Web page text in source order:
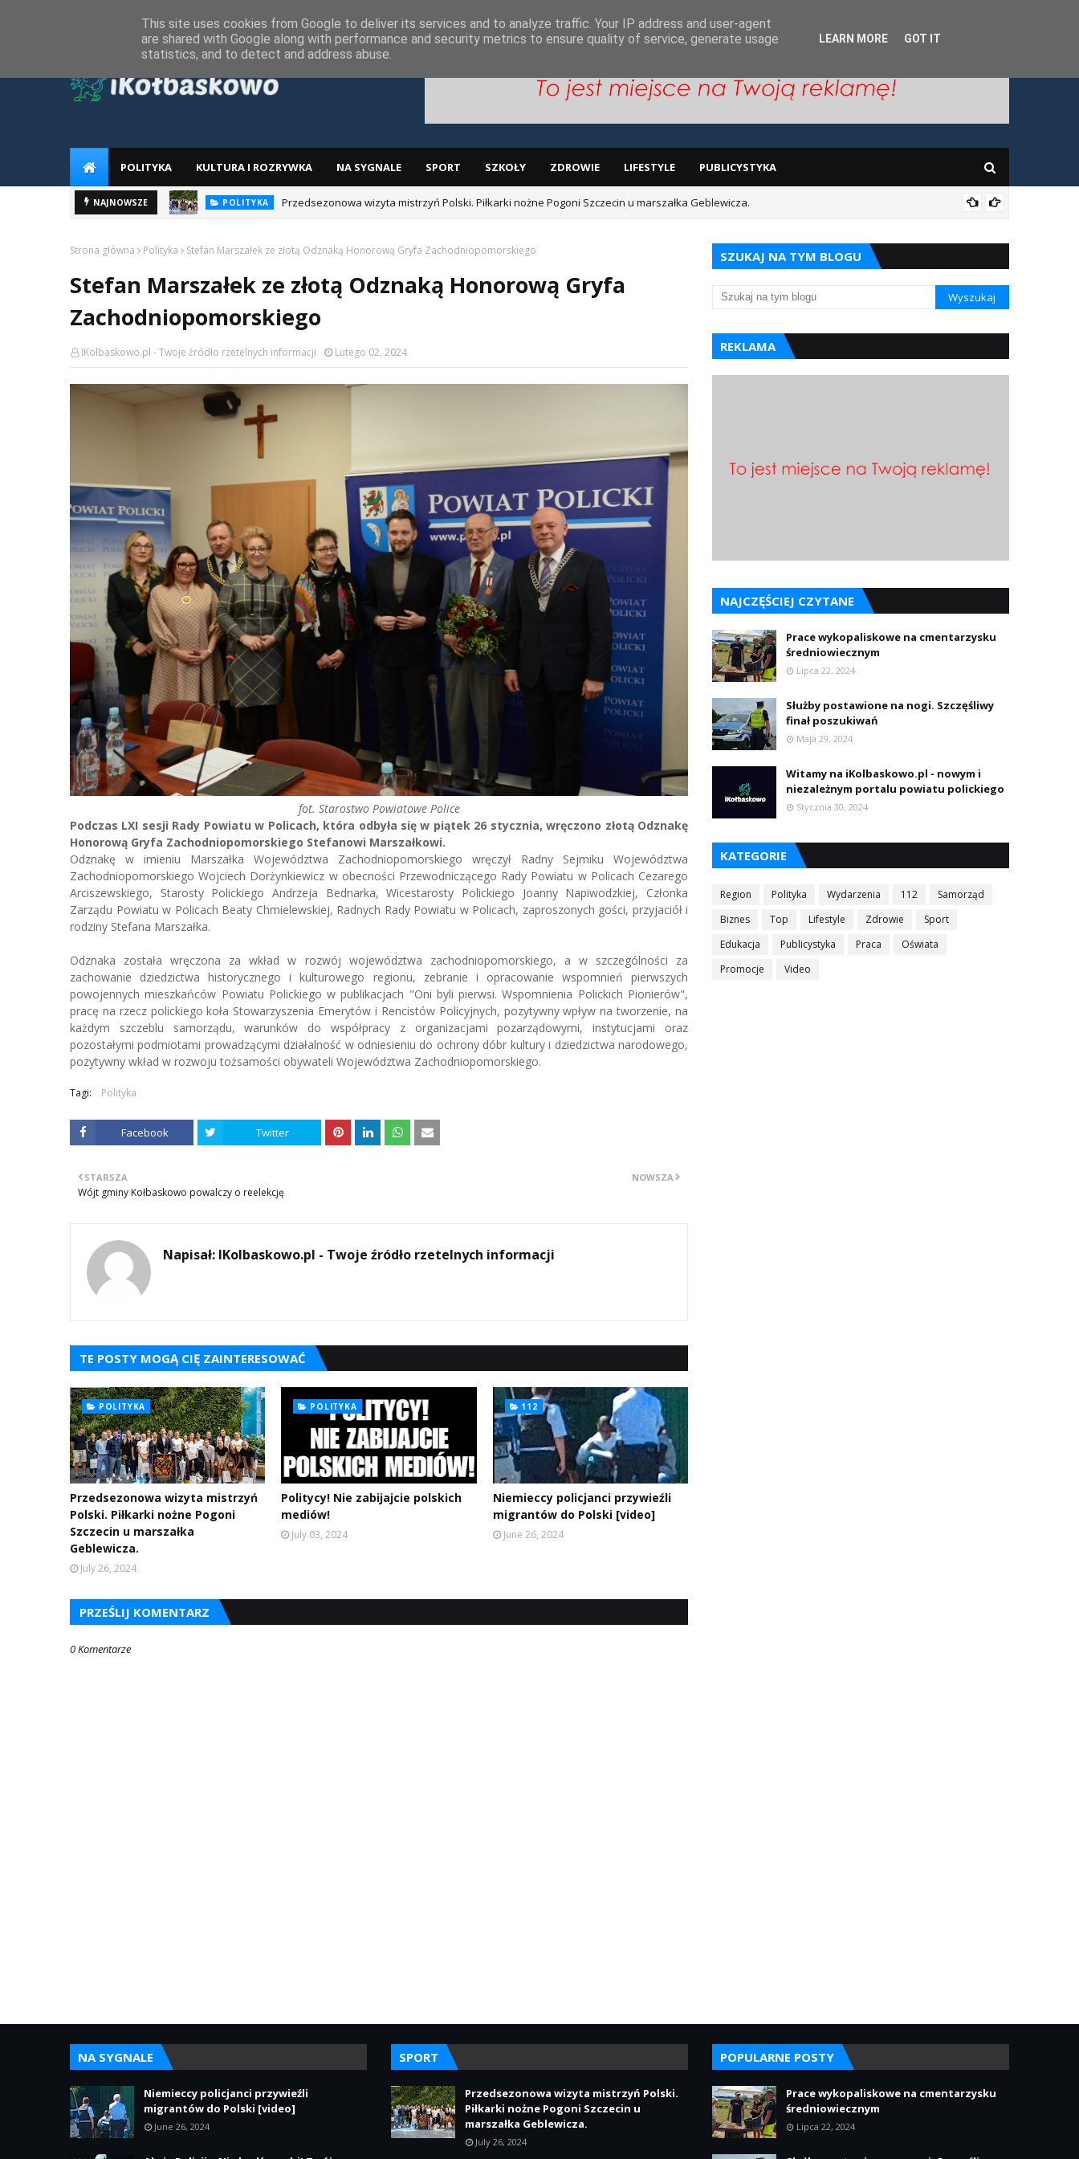
POLITYKA KULTURA I ROZRYWKA NA SYGNALE SPORT SZKOŁY ZDROWIE LIFESTYLE PUBLICYSTYKA
NAJNOWSZE WYDARZENIA Festiwal Filmowy ze wsparciem Pomorza Zachodniego.
Strona główna Polityka Stefan Marszałek ze złotą Odznaką Honorową Gryfa Zachodniopomorskiego
Stefan Marszałek ze złotą Odznaką Honorową Gryfa
Zachodniopomorskiego
IKolbaskowo.pl - Twoje źródło rzetelnych informacji Lutego 02, 2024
fot. Starostwo Powiatowe Police
Podczas LXI sesji Rady Powiatu w Policach, która odbyła się w piątek 26 stycznia, wręczono złotą Odznakę
Honorową Gryfa Zachodniopomorskiego Stefanowi Marszałkowi.
Odznakę w imieniu Marszałka Województwa Zachodniopomorskiego wręczył Radny Sejmiku Województwa
Zachodniopomorskiego Wojciech Dorżynkiewicz w obecności Przewodniczącego Rady Powiatu w Policach Cezarego
Arciszewskiego, Starosty Polickiego Andrzeja Bednarka, Wicestarosty Polickiego Joanny Napiwodzkiej, Członka
Zarządu Powiatu w Policach Beaty Chmielewskiej, Radnych Rady Powiatu w Policach, zaproszonych gości, przyjaciół i
rodziny Stefana Marszałka.
Odznaka została wręczona za wkład w rozwój województwa zachodniopomorskiego, a w szczególności za
zachowanie dziedzictwa historycznego i kulturowego regionu, zebranie i opracowanie wspomnień pierwszych
powojennych mieszkańców Powiatu Polickiego w publikacjach "Oni byli pierwsi. Wspomnienia Polickich Pionierów",
pracę na rzecz polickiego koła Stowarzyszenia Emerytów i Rencistów Policyjnych, pozytywny wpływ na tworzenie, na
każdym szczeblu samorządu, warunków do współpracy z organizacjami pozarządowymi, instytucjami oraz
pozostałymi podmiotami prowadzącymi działalność w odniesieniu do ochrony dóbr kultury i dziedzictwa narodowego,
pozytywny wkład w rozwoju tożsamości obywateli Województwa Zachodniopomorskiego.
Tagi: Polityka
Facebook Twitter
NOWSZA
STARSZA
Wójt gminy Kołbaskowo powalczy o reelekcję
Napisał: IKolbaskowo.pl - Twoje źródło rzetelnych informacji
TE POSTY MOGĄ CIĘ ZAINTERESOWAĆ
POLITYKA
Przedsezonowa wizyta mistrzyń
Polski. Piłkarki nożne Pogoni
Szczecin u marszałka
Geblewicza.
July 26, 2024
POLITYKA
Politycy! Nie zabijajcie polskich
mediów!
July 03, 2024
112
Niemieccy policjanci przywieźli
migrantów do Polski [video]
June 26, 2024
PRZEŚLIJ KOMENTARZ
0 Komentarze
SZUKAJ NA TYM BLOGU
REKLAMA
NAJCZĘŚCIEJ CZYTANE
Prace wykopaliskowe na cmentarzysku
średniowiecznym
Lipca 22, 2024
Służby postawione na nogi. Szczęśliwy
finał poszukiwań
Maja 29, 2024
Witamy na iKolbaskowo.pl - nowym i
niezależnym portalu powiatu polickiego
Stycznia 30, 2024
KATEGORIE
Region Polityka Wydarzenia 112
Samorząd
Biznes
Top Lifestyle Zdrowie
Sport
Edukacja
Publicystyka Praca
Oświata
Promocje
Video
NA SYGNALE
Niemieccy policjanci przywieźli
migrantów do Polski [video]
June 26, 2024
SPORT
Przedsezonowa wizyta mistrzyń Polski.
Piłkarki nożne Pogoni Szczecin u
marszałka Geblewicza.
July 26, 2024
POPULARNE POSTY
Prace wykopaliskowe na cmentarzysku
średniowiecznym
Lipca 22, 2024
This site uses cookies from Google to deliver its services and to analyze traffic. Your IP address and user-agent
are shared with Google along with performance and security metrics to ensure quality of service, generate usage
statistics, and to detect and address abuse.
LEARN MORE GOT IT